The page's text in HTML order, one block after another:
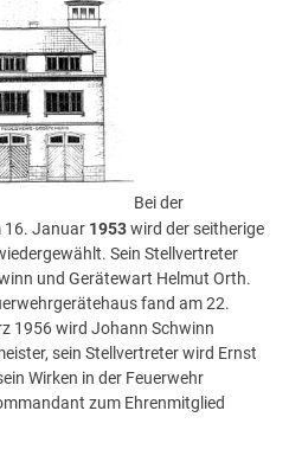
Bei der
16. Januar 1953wird der seitherige
Sein Stellvertreter
und Gerätewart Helmut Orth.
fand am 22.
1956 wird Johann Schwinn
sein Stellvertreter wird Ernst
Wirken in der Feuerwehr
zum Ehrenmitglied